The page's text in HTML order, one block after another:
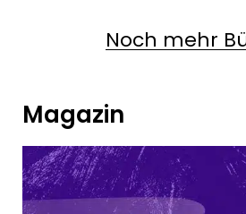
Noch mehr
Magazin